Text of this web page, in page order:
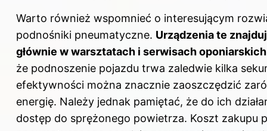
Warto również wspomnieć o interesującym
podnośniki pneumatyczne. Urządzenia te
głównie w warsztatach i serwisach oponiarskich
że podnoszenie pojazdu trwa zaledwie kilka
efektywności można znacznie zaoszczędzić
energię. Należy jednak pamiętać, że do ich
dostęp do sprężonego powietrza. Koszt zakupu